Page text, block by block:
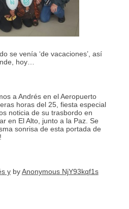
se venía ‘de vacaciones’, así
hoy…
a Andrés en el Aeropuerto
horas del 25, fiesta especial
noticia de su trasbordo en
en El Alto, junto a la Paz. Se
sonrisa de esta portada de
ybyAnonymous NjY93kqf1s